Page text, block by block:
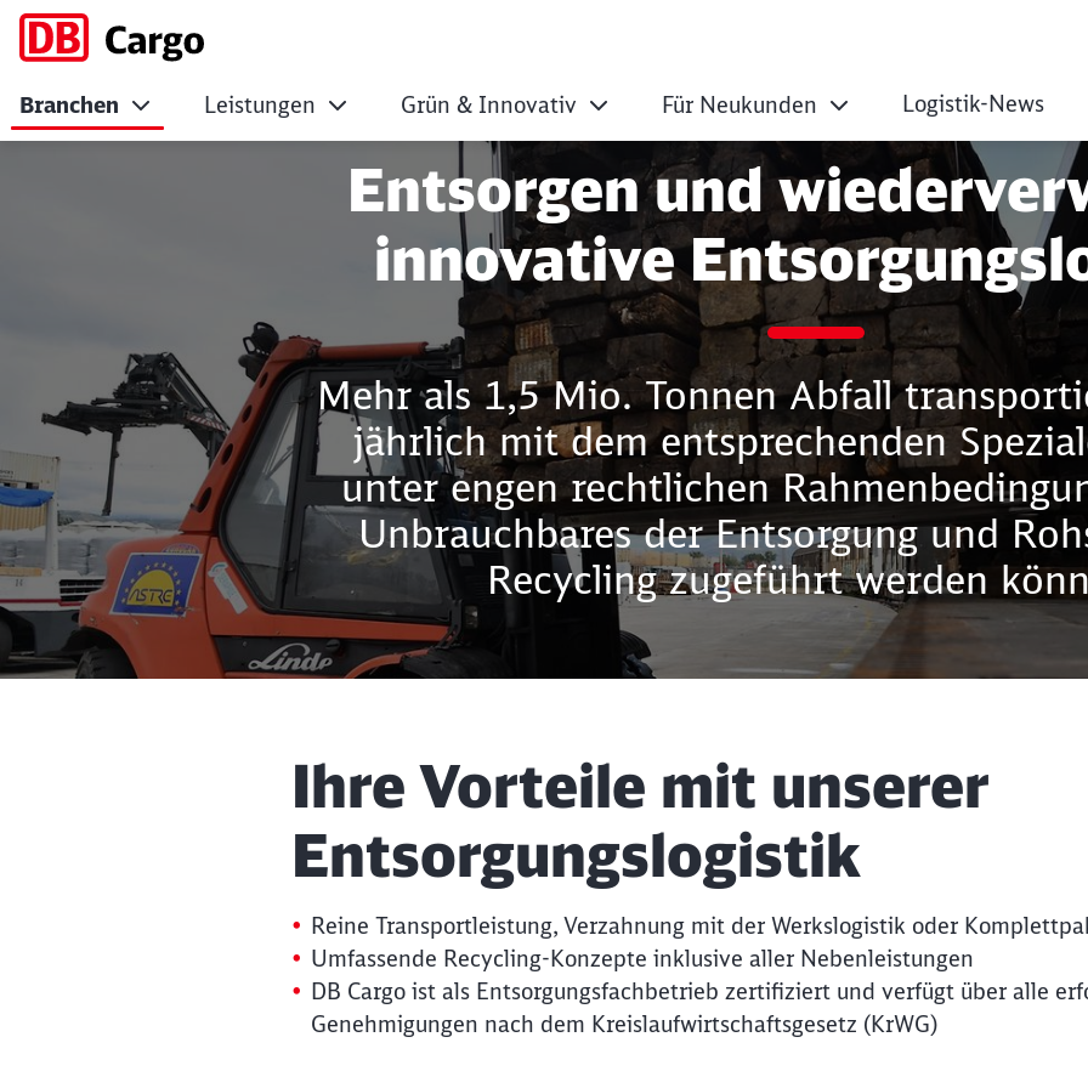
Branchen Leistungen Grün & Innovativ Für Neukunden Logistik-News
Entsorgen und
innovative
Mehr als 1,5 Mio. Tonnen Abfall
jährlich mit dem entsprechenden
unter engen rechtlichen
Unbrauchbares der Entsorgung und
Recycling zugeführt werden
Ihre Vorteile mit unserer
Entsorgungslogistik
Reine Transportleistung, Verzahnung mit der Werkslogistik oder
Umfassende Recycling-Konzepte inklusive aller Nebenleistungen
DB Cargo ist als Entsorgungsfachbetrieb zertifiziert und verfügt über alle
Genehmigungen nach dem Kreislaufwirtschaftsgesetz (KrWG)